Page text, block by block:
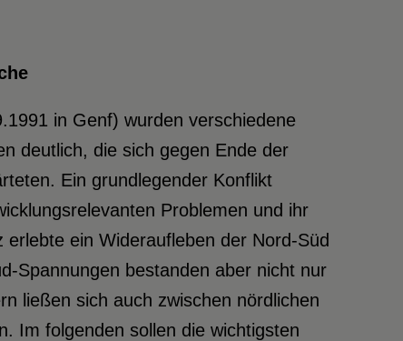
in Genf) wurden verschiedene
deutlich, die sich gegen Ende der
Ein grundlegender Konflikt
Problemen und ihr
ein Wideraufleben der Nord-Süd
Spannungen bestanden aber nicht nur
ließen sich auch zwischen nördlichen
Im folgenden sollen die wichtigsten